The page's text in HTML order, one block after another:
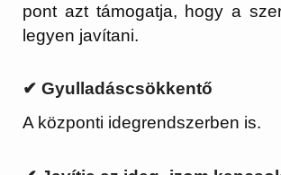
pont azt támogatja, hogy a
legyen javítani.
✔ Gyulladáscsökkentő
A központi idegrendszerben is.